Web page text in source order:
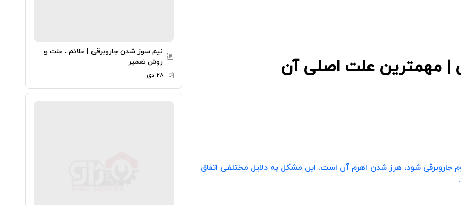
| مهمترین علت اصلی آن
شود، هرز شدن اهرم آن است. این مشکل به دلایل مختلفی اتفاق
نیم سوز شدن جاروبرقی | علائم ، علت و
روش تعمیر
۲۸ دی